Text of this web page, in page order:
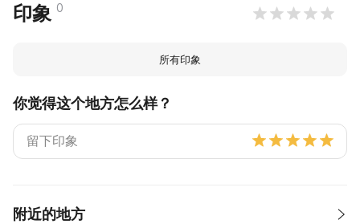
印象 0
所有印象
你觉得这个地方怎么样？
附近的地方